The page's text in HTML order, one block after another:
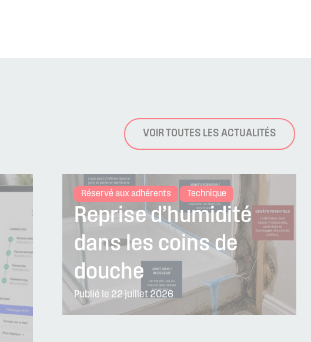
VOIR TOUTES LES ACTUALITÉS
Réservé aux adhérents Technique
Reprise d’humidité
dans les coins de
douche
Publié le 22 juillet 2026